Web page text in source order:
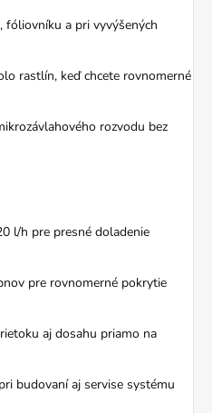
fóliovníku a pri vyvýšených
rastlín, keď chcete rovnomerné
rozvodu bez
l/h pre presné doladenie
pre rovnomerné pokrytie
aj dosahu priamo na
budovaní aj servise systému